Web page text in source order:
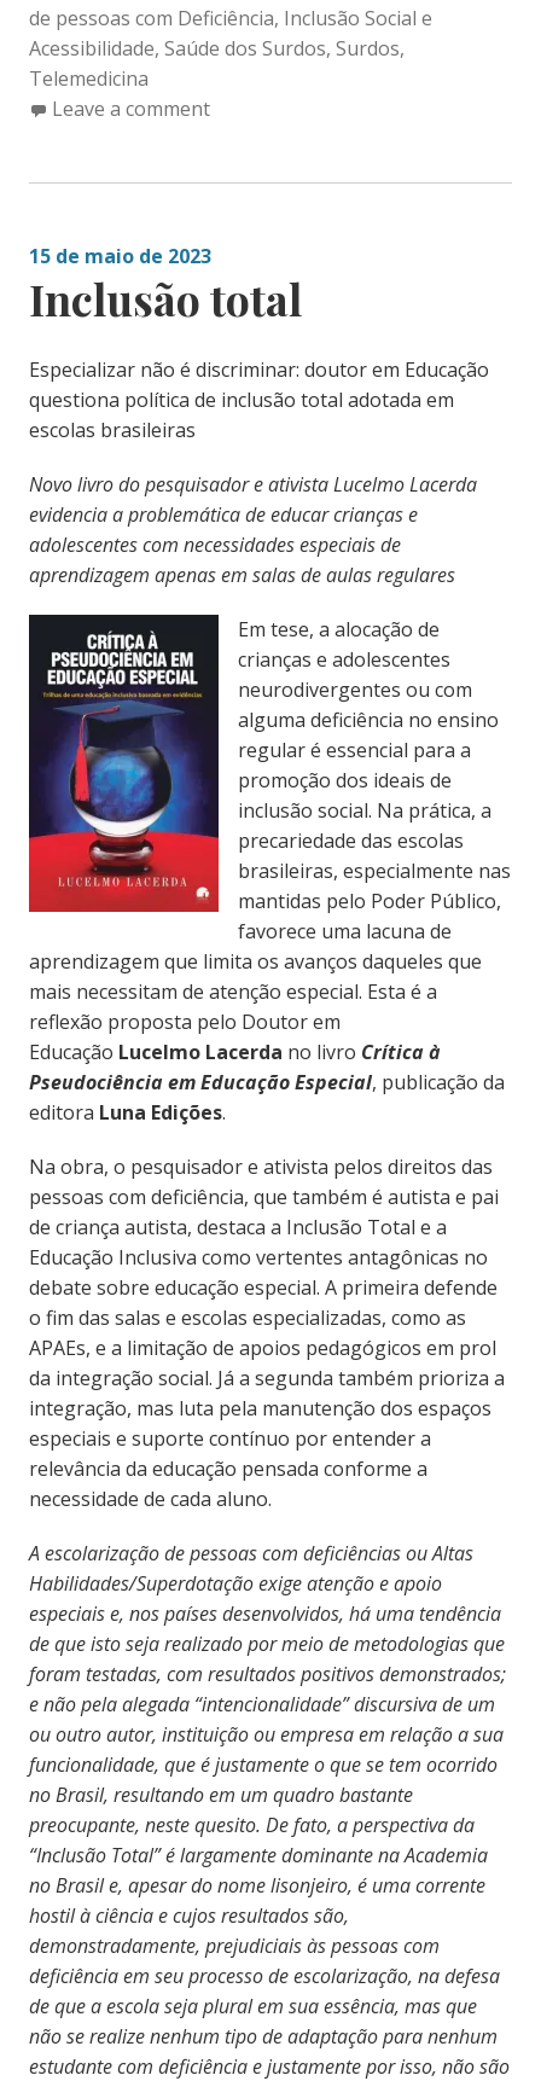
de pessoas com Deficiência, Inclusão Social e
Acessibilidade, Saúde dos Surdos, Surdos,
Telemedicina
Leave a comment
15 de maio de 2023
Inclusão total
Especializar não é discriminar: doutor em Educação
questiona política de inclusão total adotada em
escolas brasileiras
Novo livro do pesquisador e ativista Lucelmo Lacerda
evidencia a problemática de educar crianças e
adolescentes com necessidades especiais de
aprendizagem apenas em salas de aulas regulares
Em tese, a alocação de
crianças e adolescentes
neurodivergentes ou com
alguma deficiência no ensino
regular é essencial para a
promoção dos ideais de
inclusão social. Na prática, a
precariedade das escolas
brasileiras, especialmente nas
mantidas pelo Poder Público,
favorece uma lacuna de
aprendizagem que limita os avanços daqueles que
mais necessitam de atenção especial. Esta é a
reflexão proposta pelo Doutor em
Educação Lucelmo Lacerda no livro Crítica à
Pseudociência em Educação Especial, publicação da
editora Luna Edições.
Na obra, o pesquisador e ativista pelos direitos das
pessoas com deficiência, que também é autista e pai
de criança autista, destaca a Inclusão Total e a
Educação Inclusiva como vertentes antagônicas no
debate sobre educação especial. A primeira defende
o fim das salas e escolas especializadas, como as
APAEs, e a limitação de apoios pedagógicos em prol
da integração social. Já a segunda também prioriza a
integração, mas luta pela manutenção dos espaços
especiais e suporte contínuo por entender a
relevância da educação pensada conforme a
necessidade de cada aluno.
A escolarização de pessoas com deficiências ou Altas
Habilidades/Superdotação exige atenção e apoio
especiais e, nos países desenvolvidos, há uma tendência
de que isto seja realizado por meio de metodologias que
foram testadas, com resultados positivos demonstrados;
e não pela alegada “intencionalidade” discursiva de um
ou outro autor, instituição ou empresa em relação a sua
funcionalidade, que é justamente o que se tem ocorrido
no Brasil, resultando em um quadro bastante
preocupante, neste quesito. De fato, a perspectiva da
“Inclusão Total” é largamente dominante na Academia
no Brasil e, apesar do nome lisonjeiro, é uma corrente
hostil à ciência e cujos resultados são,
demonstradamente, prejudiciais às pessoas com
deficiência em seu processo de escolarização, na defesa
de que a escola seja plural em sua essência, mas que
não se realize nenhum tipo de adaptação para nenhum
estudante com deficiência e justamente por isso, não são